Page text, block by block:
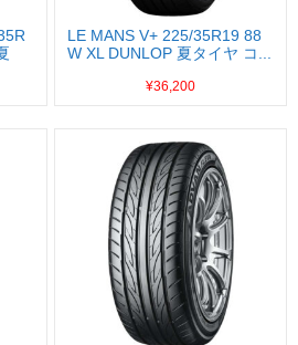
LE MANS V+ 225/35R19 88
W XL DUNLOP 夏タイヤ コ...
¥36,200